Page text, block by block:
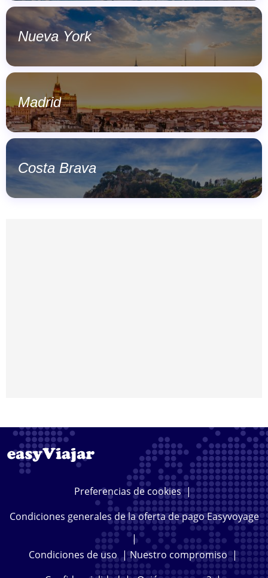
Nueva York
Madrid
Costa Brava
Preferencias de cookies|
Condiciones generales de la oferta de pago Easyvoyage
|
Condiciones de uso|Nuestro compromiso|